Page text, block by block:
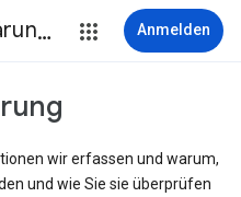
Datenschutzerklärung & Nutzungsbedingungen Anmelden
wir erfassen und warum,
und wie Sie sie überprüfen